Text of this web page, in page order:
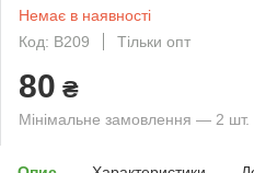
Немає в наявності
Код: B209
Тільки опт
80 ₴
Мінімальне замовлення — 2 шт.